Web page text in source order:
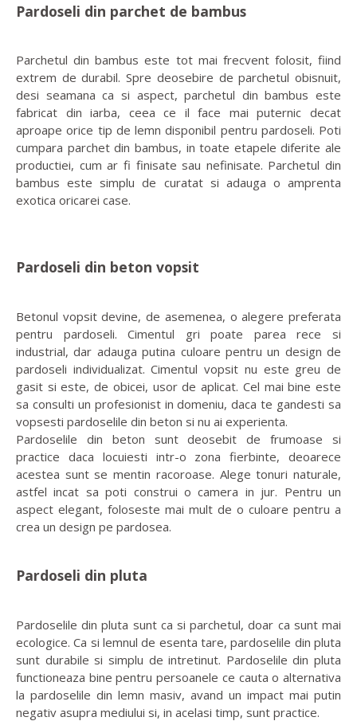
Pardoseli din parchet de bambus
Parchetul din bambus este tot mai frecvent folosit, fiind
extrem de durabil. Spre deosebire de parchetul obisnuit,
desi seamana ca si aspect, parchetul din bambus este
fabricat din iarba, ceea ce il face mai puternic decat
aproape orice tip de lemn disponibil pentru pardoseli. Poti
cumpara parchet din bambus, in toate etapele diferite ale
productiei, cum ar fi finisate sau nefinisate. Parchetul din
bambus este simplu de curatat si adauga o amprenta
exotica oricarei case.
Pardoseli din beton vopsit
Betonul vopsit devine, de asemenea, o alegere preferata
pentru pardoseli. Cimentul gri poate parea rece si
industrial, dar adauga putina culoare pentru un design de
pardoseli individualizat. Cimentul vopsit nu este greu de
gasit si este, de obicei, usor de aplicat. Cel mai bine este
sa consulti un profesionist in domeniu, daca te gandesti sa
vopsesti pardoselile din beton si nu ai experienta.
Pardoselile din beton sunt deosebit de frumoase si
practice daca locuiesti intr-o zona fierbinte, deoarece
acestea sunt se mentin racoroase. Alege tonuri naturale,
astfel incat sa poti construi o camera in jur. Pentru un
aspect elegant, foloseste mai mult de o culoare pentru a
crea un design pe pardosea.
Pardoseli din pluta
Pardoselile din pluta sunt ca si parchetul, doar ca sunt mai
ecologice. Ca si lemnul de esenta tare, pardoselile din pluta
sunt durabile si simplu de intretinut. Pardoselile din pluta
functioneaza bine pentru persoanele ce cauta o alternativa
la pardoselile din lemn masiv, avand un impact mai putin
negativ asupra mediului si, in acelasi timp, sunt practice.